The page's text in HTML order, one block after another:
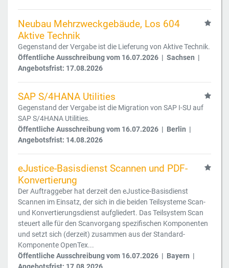
Neubau Mehrzweckgebäude, Los 604
Aktive Technik
Gegenstand der Vergabe ist die Lieferung von Aktive Technik.
Öffentliche Ausschreibung vom 16.07.2026 | Sachsen |
Angebotsfrist: 17.08.2026
SAP S/4HANA Utilities
Gegenstand der Vergabe ist die Migration von SAP I-SU auf
SAP S/4HANA Utilities.
Öffentliche Ausschreibung vom 16.07.2026 | Berlin |
Angebotsfrist: 14.08.2026
eJustice-Basisdienst Scannen und PDF-
Konvertierung
Der Auftraggeber hat derzeit den eJustice-Basisdienst
Scannen im Einsatz, der sich in die beiden Teilsysteme Scan-
und Konvertierungsdienst aufgliedert. Das Teilsystem Scan
steuert alle für den Scanvorgang spezifischen Komponenten
und setzt sich (derzeit) zusammen aus der Standard-
Komponente OpenTex...
Öffentliche Ausschreibung vom 16.07.2026 | Bayern |